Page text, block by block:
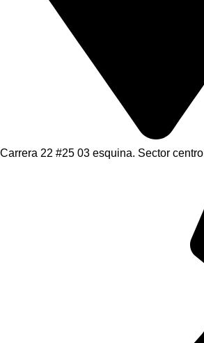
Carrera 22 #25 03 esquina. Sector centro